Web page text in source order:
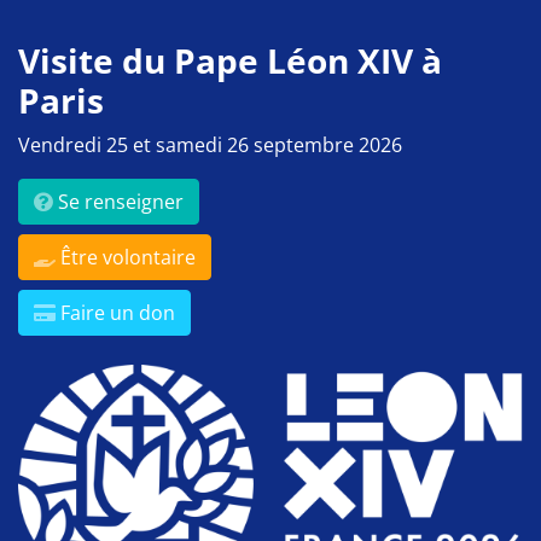
Visite du Pape Léon XIV à
Paris
Vendredi 25 et samedi 26 septembre 2026
Se renseigner
Être volontaire
Faire un don